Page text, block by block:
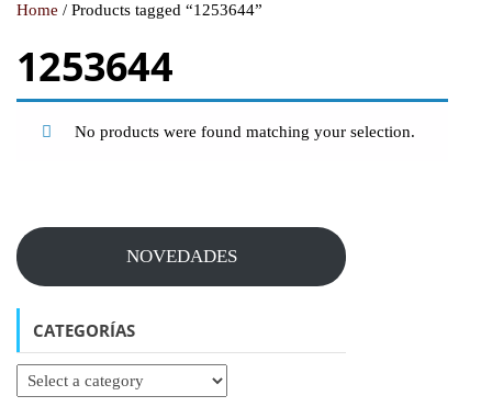
Home / Products tagged “1253644”
1253644
No products were found matching your selection.
NOVEDADES
CATEGORÍAS